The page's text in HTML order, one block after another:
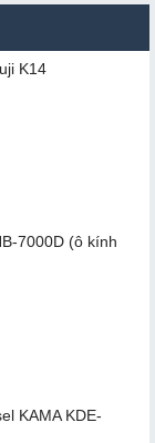
K14
7000D (ô kính
KAMA KDE-